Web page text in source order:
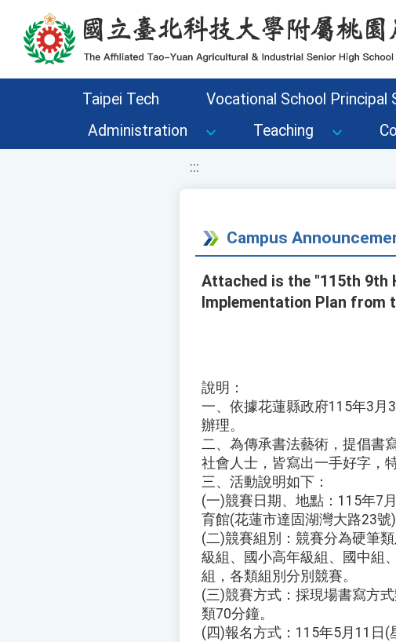
移至網頁之主要內容區位置
Taipei Tech Vocational School Principal
Administration
Teaching
:::
Campus
Attached is the "115th 9th
Implementation Plan from
說明：
一、依據花蓮縣政府115年3月
辦理。
二、為傳承書法藝術，提倡書
社會人士，皆寫出一手好字，
三、活動說明如下：
(一)競賽日期、地點：115年7
育館(花蓮市達固湖灣大路23號)
(二)競賽組別：競賽分為硬筆
級組、國小高年級組、國中組
組，各類組別分別競賽。
(三)競賽方式：採現場書寫方
類70分鐘。
(四)報名方式：115年5月11日(